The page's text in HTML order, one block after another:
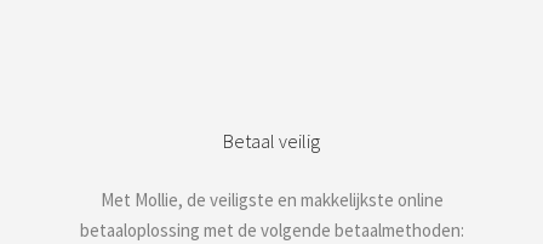
Betaal veilig
Met Mollie, de veiligste en makkelijkste online
betaaloplossing met de volgende betaalmethoden: